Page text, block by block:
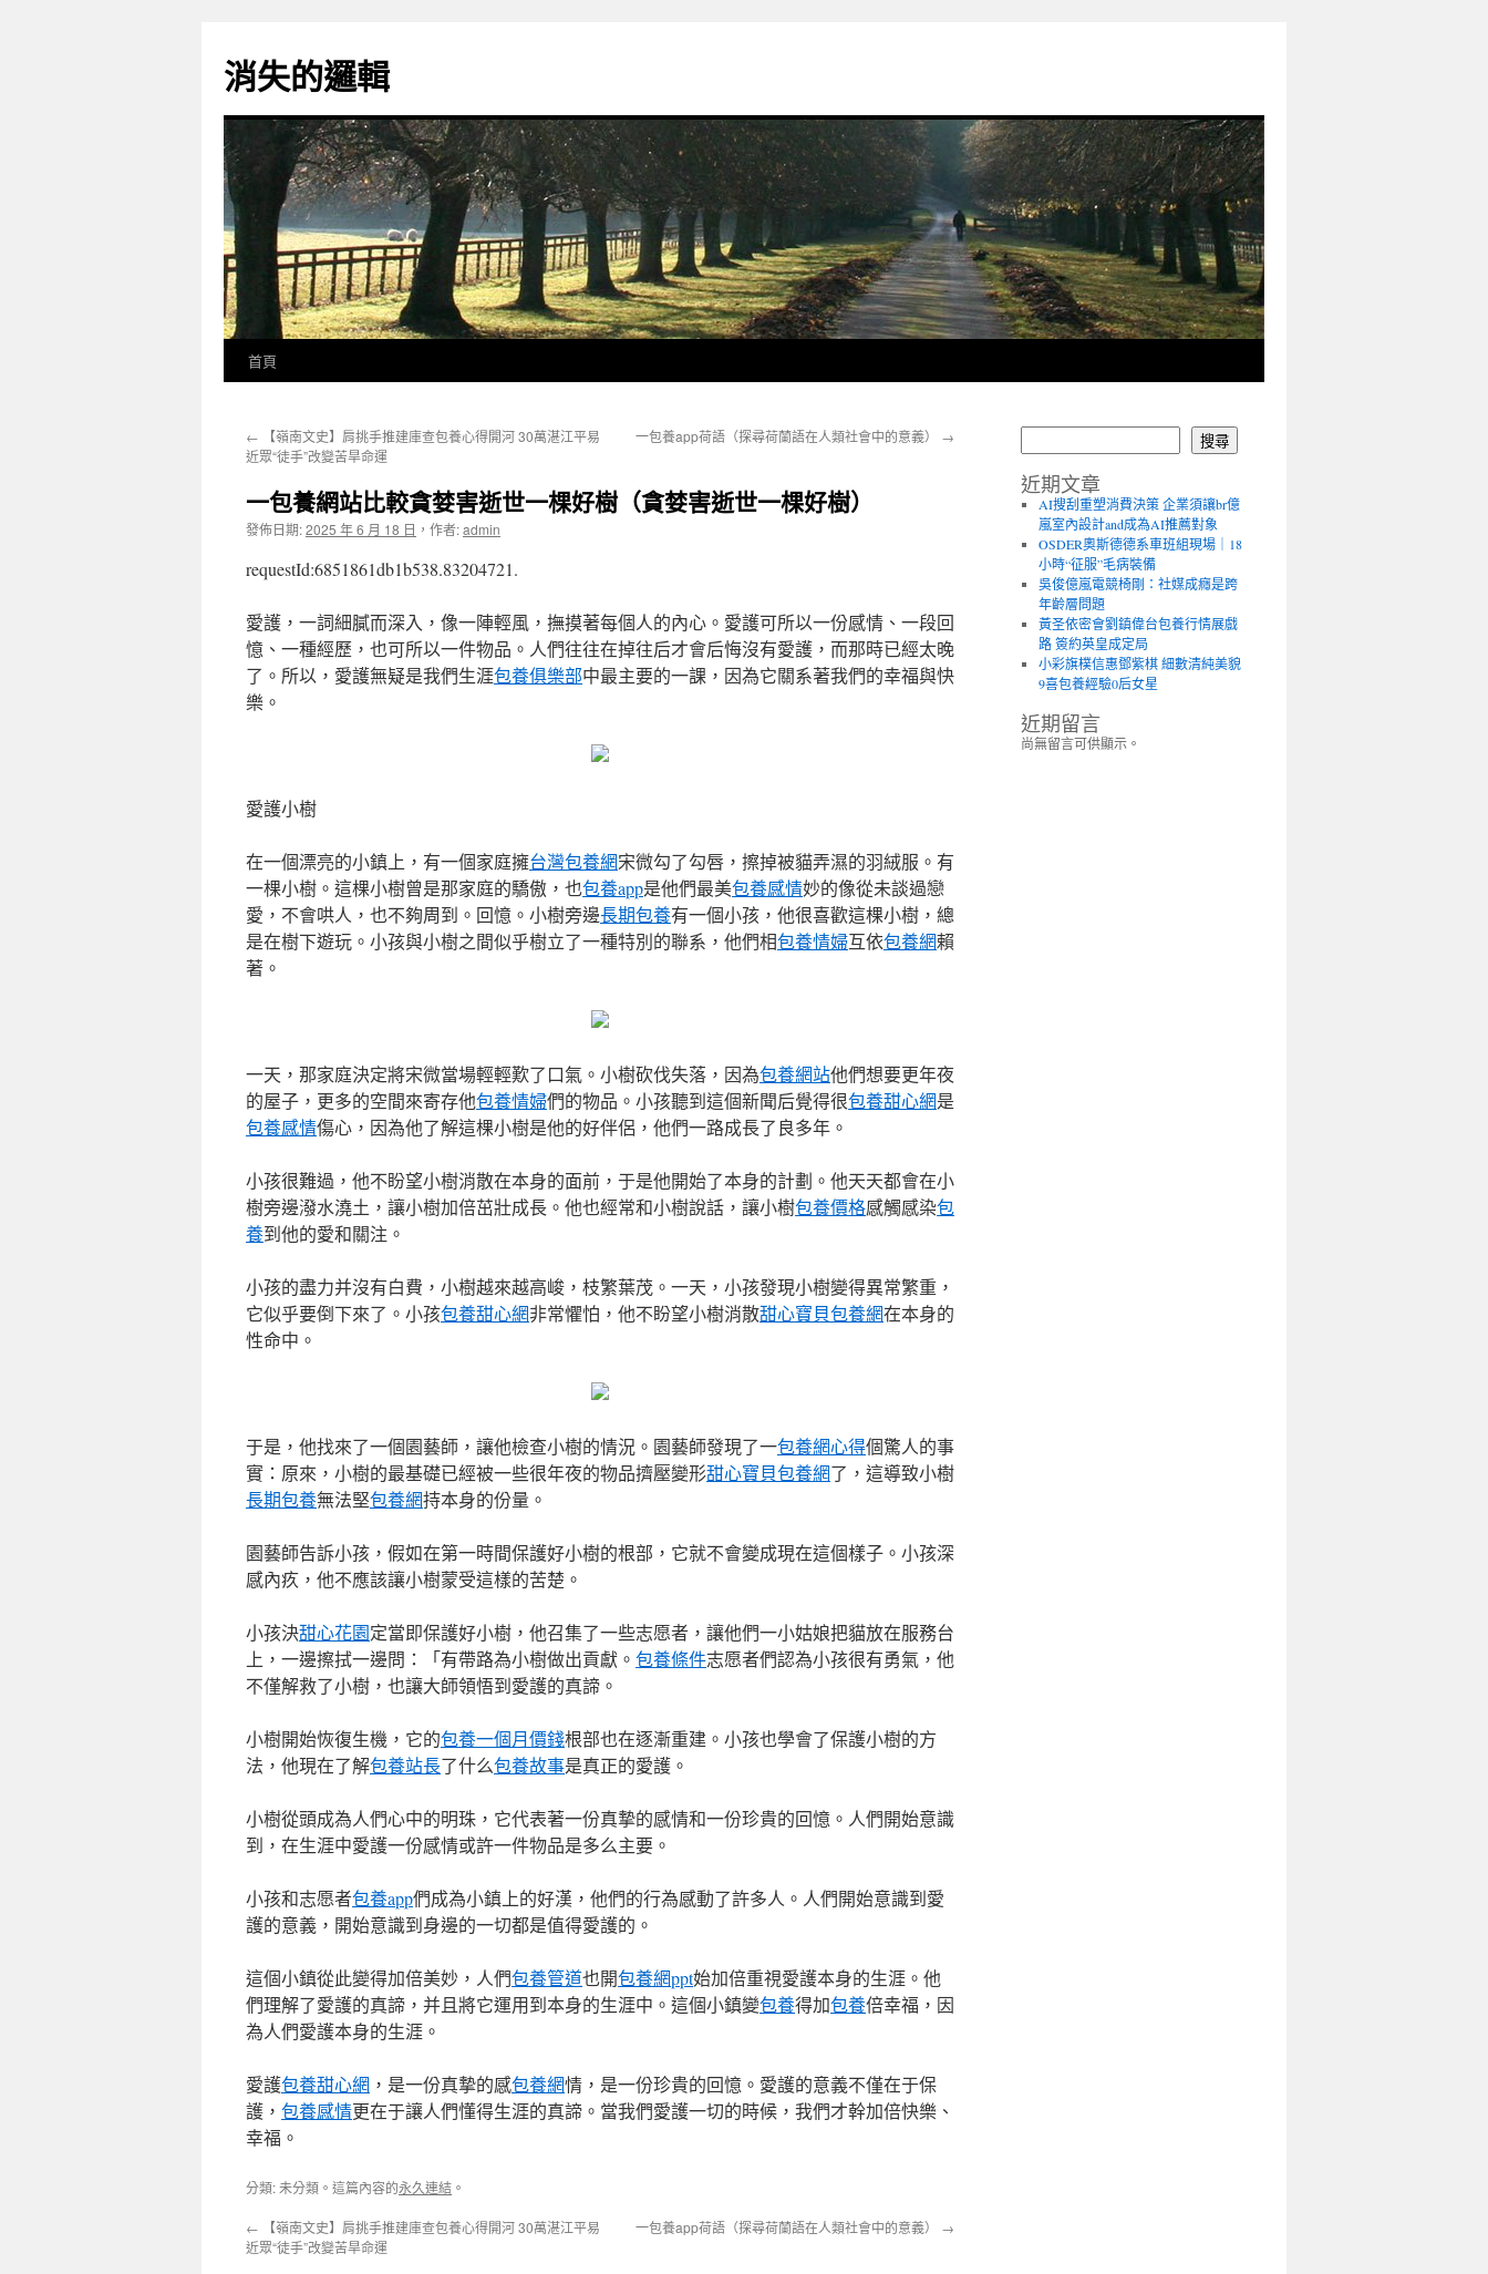
主
要
消失的邏輯
首頁
← 【嶺南文史】肩挑手推建庫查包養心得開河 30萬湛江平易
近眾“徒手”改變苦旱命運
一包養app荷語（探尋荷蘭語在人類社會中的意義） →
一包養網站比較貪婪害逝世一棵好樹（貪婪害逝世一棵好樹）
發佈日期:2025 年 6 月 18 日 ， 作者:admin
requestId:6851861db1b538.83204721.
愛護，一詞細膩而深入，像一陣輕風，撫摸著每個人的內心。愛護可所以一份感情、一段回
憶、一種經歷，也可所以一件物品。人們往往在掉往后才會后悔沒有愛護，而那時已經太晚
了。所以，愛護無疑是我們生涯包養俱樂部中最主要的一課，因為它關系著我們的幸福與快
樂。
愛護小樹
在一個漂亮的小鎮上，有一個家庭擁台灣包養網宋微勾了勾唇，擦掉被貓弄濕的羽絨服。有
一棵小樹。這棵小樹曾是那家庭的驕傲，也包養app是他們最美包養感情妙的像從未談過戀
愛，不會哄人，也不夠周到。回憶。小樹旁邊長期包養有一個小孩，他很喜歡這棵小樹，總
是在樹下遊玩。小孩與小樹之間似乎樹立了一種特別的聯系，他們相包養情婦互依包養網賴
著。
一天，那家庭決定將宋微當場輕輕歎了口氣。小樹砍伐失落，因為包養網站他們想要更年夜
的屋子，更多的空間來寄存他包養情婦們的物品。小孩聽到這個新聞后覺得很包養甜心網是
包養感情傷心，因為他了解這棵小樹是他的好伴侶，他們一路成長了良多年。
小孩很難過，他不盼望小樹消散在本身的面前，于是他開始了本身的計劃。他天天都會在小
樹旁邊潑水澆土，讓小樹加倍茁壯成長。他也經常和小樹說話，讓小樹包養價格感觸感染包
養到他的愛和關注。
小孩的盡力并沒有白費，小樹越來越高峻，枝繁葉茂。一天，小孩發現小樹變得異常繁重，
它似乎要倒下來了。小孩包養甜心網非常懼怕，他不盼望小樹消散甜心寶貝包養網在本身的
性命中。
于是，他找來了一個園藝師，讓他檢查小樹的情況。園藝師發現了一包養網心得個驚人的事
實：原來，小樹的最基礎已經被一些很年夜的物品擠壓變形甜心寶貝包養網了，這導致小樹
長期包養無法堅包養網持本身的份量。
園藝師告訴小孩，假如在第一時間保護好小樹的根部，它就不會變成現在這個樣子。小孩深
感內疚，他不應該讓小樹蒙受這樣的苦楚。
小孩決甜心花園定當即保護好小樹，他召集了一些志愿者，讓他們一小姑娘把貓放在服務台
上，一邊擦拭一邊問：「有帶路為小樹做出貢獻。 包養條件志愿者們認為小孩很有勇氣，他
不僅解救了小樹，也讓大師領悟到愛護的真諦。
小樹開始恢復生機，它的包養一個月價錢根部也在逐漸重建。小孩也學會了保護小樹的方
法，他現在了解包養站長了什么包養故事是真正的愛護。
小樹從頭成為人們心中的明珠，它代表著一份真摯的感情和一份珍貴的回憶。人們開始意識
到，在生涯中愛護一份感情或許一件物品是多么主要。
小孩和志愿者包養app們成為小鎮上的好漢，他們的行為感動了許多人。人們開始意識到愛
護的意義，開始意識到身邊的一切都是值得愛護的。
這個小鎮從此變得加倍美妙，人們包養管道也開包養網ppt始加倍重視愛護本身的生涯。他
們理解了愛護的真諦，并且將它運用到本身的生涯中。這個小鎮變包養得加包養倍幸福，因
為人們愛護本身的生涯。
愛護包養甜心網 ，是一份真摯的感包養網情，是一份珍貴的回憶。愛護的意義不僅在于保
護， 包養感情更在于讓人們懂得生涯的真諦。當我們愛護一切的時候，我們才幹加倍快樂、
幸福。
分類: 未分類。這篇內容的永久連結 。
← 【嶺南文史】肩挑手推建庫查包養心得開河 30萬湛江平易
近眾“徒手”改變苦旱命運
一包養app荷語（探尋荷蘭語在人類社會中的意義） →
搜尋
近期文章
AI搜刮重塑消費決策 企業須讓br億
嵐室內設計and成為AI推薦對象
OSDER奧斯德德系車班組現場｜18
小時“征服”毛病裝備
吳俊億嵐電競椅剛：社媒成癮是跨
年齡層問題
黃圣依密會劉鎮偉台包養行情展戲
路 簽約英皇成定局
小彩旗樸信惠鄧紫棋 細數清純美貌
9喜包養經驗0后女星
近期留言
尚無留言可供顯示。